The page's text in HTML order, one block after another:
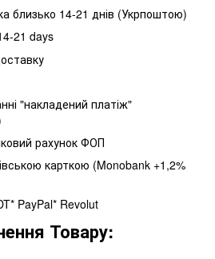
близько 14-21 днів (Укрпоштою)
21 days
"накладений платіж"
рахунок ФОП
карткою (Monobank +1,2%
PayPal* Revolut
Товару: